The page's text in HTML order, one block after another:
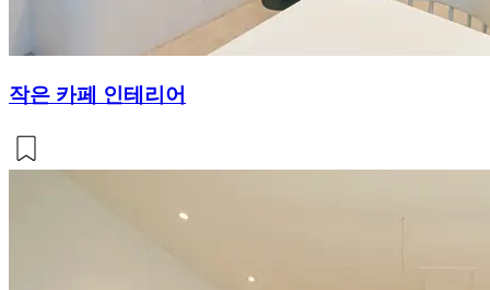
작은 카페 인테리어